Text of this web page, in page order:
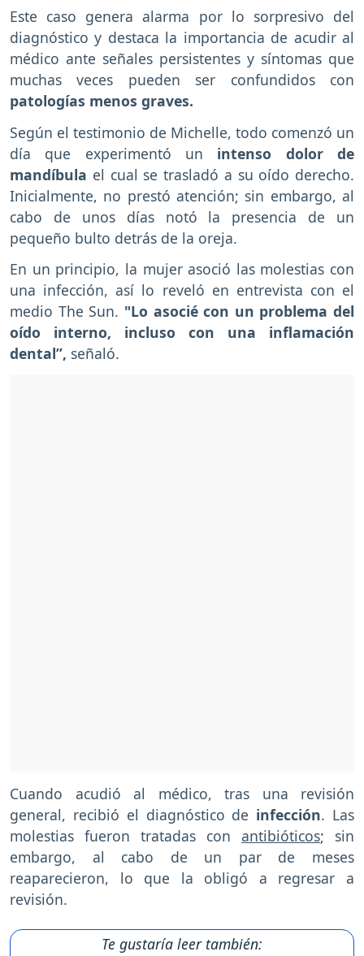
Este caso genera alarma por lo sorpresivo del
diagnóstico y destaca la importancia de acudir al
médico ante señales persistentes y síntomas que
muchas veces pueden ser confundidos con
patologías menos graves.
Según el testimonio de Michelle, todo comenzó un
día que experimentó un intenso dolor de
mandíbula el cual se trasladó a su oído derecho.
Inicialmente, no prestó atención; sin embargo, al
cabo de unos días notó la presencia de un
pequeño bulto detrás de la oreja.
En un principio, la mujer asoció las molestias con
una infección, así lo reveló en entrevista con el
medio The Sun. "Lo asocié con un problema del
oído interno, incluso con una inflamación
dental”, señaló.
Cuando acudió al médico, tras una revisión
general, recibió el diagnóstico de infección. Las
molestias fueron tratadas con antibióticos; sin
embargo, al cabo de un par de meses
reaparecieron, lo que la obligó a regresar a
revisión.
Te gustaría leer también: